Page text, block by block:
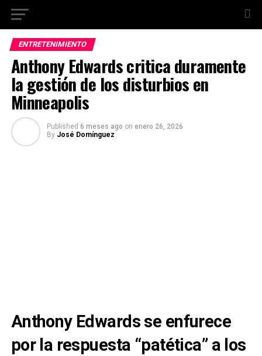
ENTRETENIMIENTO
Anthony Edwards critica duramente
la gestión de los disturbios en
Minneapolis
Published 6 meses ago on enero 26, 2026
By José Domínguez
Anthony Edwards se enfurece
por la respuesta “patética” a los